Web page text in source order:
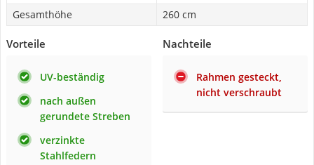
Gesamthöhe
260 cm
Vorteile
UV-beständig
nach außen
gerundete Streben
verzinkte
Stahlfedern
Nachteile
Rahmen gesteckt,
nicht verschraubt